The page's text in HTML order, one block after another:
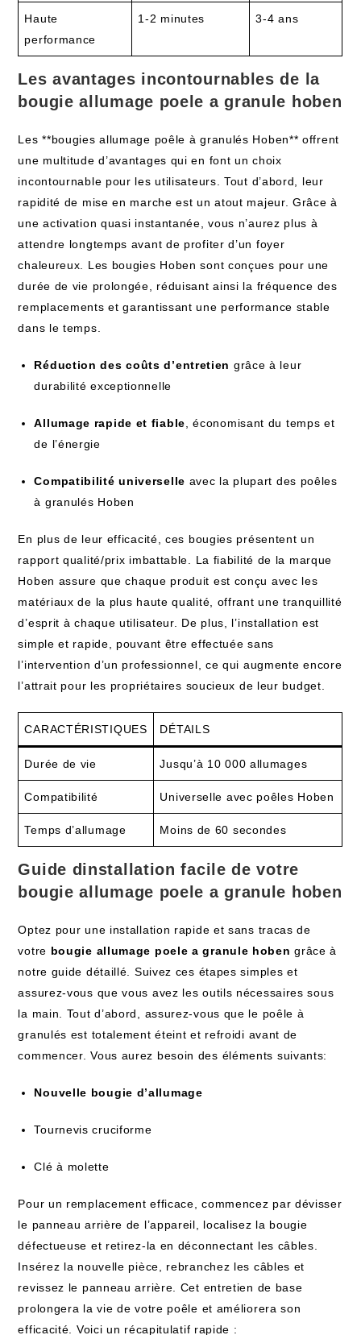
Haute
performance
1-2 minutes 3-4 ans
Les avantages incontournables de la
bougie allumage poele a granule hoben
Les **bougies allumage poêle à granulés Hoben** offrent
une multitude d’avantages qui en font un choix
incontournable pour les utilisateurs. Tout d’abord, leur
rapidité de mise en marche est un atout majeur. Grâce à
une activation quasi instantanée, vous n’aurez plus à
attendre longtemps avant de profiter d’un foyer
chaleureux. Les bougies Hoben sont conçues pour une
durée de vie prolongée, réduisant ainsi la fréquence des
remplacements et garantissant une performance stable
dans le temps.
Réduction des coûts d’entretien grâce à leur
durabilité exceptionnelle
Allumage rapide et fiable , économisant du temps et
de l’énergie
Compatibilité universelle avec la plupart des poêles
à granulés Hoben
En plus de leur efficacité, ces bougies présentent un
rapport qualité/prix imbattable. La fiabilité de la marque
Hoben assure que chaque produit est conçu avec les
matériaux de la plus haute qualité, offrant une tranquillité
d’esprit à chaque utilisateur. De plus, l’installation est
simple et rapide, pouvant être effectuée sans
l’intervention d’un professionnel, ce qui augmente encore
l’attrait pour les propriétaires soucieux de leur budget.
CARACTÉRISTIQUES DÉTAILS
Durée de vie Jusqu’à 10 000 allumages
Compatibilité Universelle avec poêles Hoben
Temps d’allumage Moins de 60 secondes
Guide dinstallation facile de votre
bougie allumage poele a granule hoben
Optez pour une installation rapide et sans tracas de
votre bougie allumage poele a granule hoben grâce à
notre guide détaillé. Suivez ces étapes simples et
assurez-vous que vous avez les outils nécessaires sous
la main. Tout d’abord, assurez-vous que le poêle à
granulés est totalement éteint et refroidi avant de
commencer. Vous aurez besoin des éléments suivants:
Nouvelle bougie d’allumage
Tournevis cruciforme
Clé à molette
Pour un remplacement efficace, commencez par dévisser
le panneau arrière de l’appareil, localisez la bougie
défectueuse et retirez-la en déconnectant les câbles.
Insérez la nouvelle pièce, rebranchez les câbles et
revissez le panneau arrière. Cet entretien de base
prolongera la vie de votre poêle et améliorera son
efficacité. Voici un récapitulatif rapide :